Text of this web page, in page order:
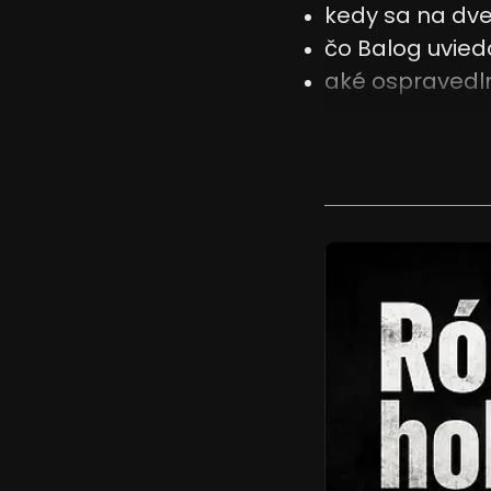
kedy sa na
čo Balog
aké